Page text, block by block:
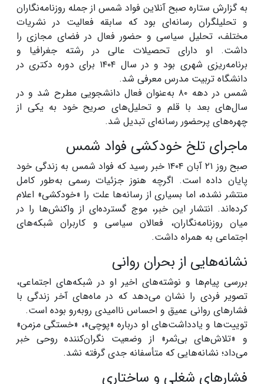
به گزارش ستاره صبح آنلاین فواد شمس از جمله روزنامه‌نگاران
و تحلیلگران رسانه‌ای بود که سابقه فعالیت در نشریات
مختلف، تحلیل سیاسی و حضور فعال در فضای مجازی را
داشت. او دارای تحصیلات عالی در رشته جغرافیا و
برنامه‌ریزی شهری بود و در سال ۱۴۰۴ برای دوره دکتری در
دانشگاه تربیت مدرس معرفی شد.
شمس در دهه ۸۰ به‌عنوان فعال دانشجویی مطرح شد و در
سال‌های بعد با قلم و تحلیل‌های صریح خود به یکی از
چهره‌های پرحضور رسانه‌ای تبدیل شد.
ماجرای تلخ خودکشی فواد شمس
صبح روز ۲۱ آبان ۱۴۰۴ خبر رسید که فواد شمس به زندگی خود
پایان داده است. اگرچه هنوز جزئیات رسمی به‌طور کامل
منتشر نشده، اما بسیاری از رسانه‌ها علت را «خودکشی» اعلام
کرده‌اند. انتشار این خبر، موج گسترده‌ای از واکنش‌ها را در
میان روزنامه‌نگاران، فعالان سیاسی و کاربران شبکه‌های
اجتماعی به همراه داشت.
نشانه‌هایی از بحران روانی
بررسی پیام‌ها و نوشته‌های اخیر او در شبکه‌های اجتماعی،
تصویر فردی را نشان می‌دهد که در ماه‌های آخر زندگی با
فشارهای روانی عمیق و احساس ناامیدی روبه‌رو بوده است.
توییت‌ها و یادداشت‌های او درباره «پوچی»، «خستگی مزمن»
و «تلاش‌های بی‌ثمر» از وضعیت نگران‌کننده روحی خبر
می‌داد؛ نشانه‌هایی که متأسفانه جدی گرفته نشد.
فشارهای شغلی و ساختاری